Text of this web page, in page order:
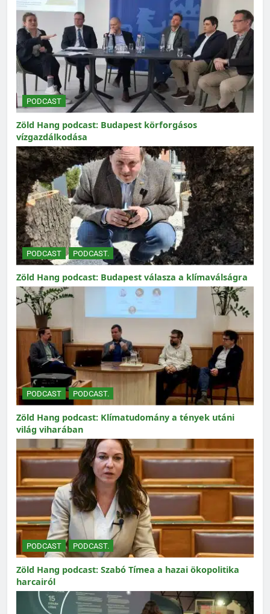
PODCAST
Zöld Hang podcast: Budapest körforgásos
vízgazdálkodása
PODCAST PODCAST.
Zöld Hang podcast: Budapest válasza a klímaválságra
PODCAST PODCAST.
Zöld Hang podcast: Klímatudomány a tények utáni
világ viharában
PODCAST PODCAST.
Zöld Hang podcast: Szabó Tímea a hazai ökopolitika
harcairól